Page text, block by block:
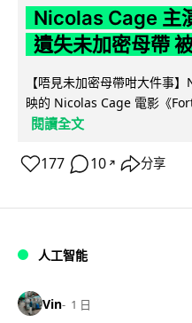
Nicolas Cage 主
遺失未加密母帶
【唔見未加密母帶咁大件事
映的 Nicolas Cage 電影《
閱讀全文
177 10 ↗ 分享
人工智能
Vin 1 日